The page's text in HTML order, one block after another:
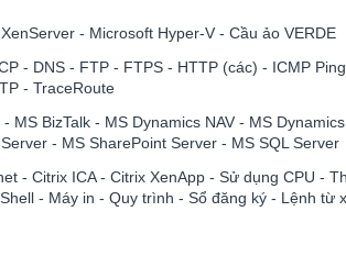
- Microsoft Hyper-V - Cầu ảo VERDE
- DNS - FTP - FTPS - HTTP (các) - ICMP
- TraceRoute
BizTalk - MS Dynamics NAV - MS
- MS SharePoint Server - MS SQL Server
- Citrix ICA - Citrix XenApp - Sử dụng CPU
- Máy in - Quy trình - Sổ đăng ký - Lệnh